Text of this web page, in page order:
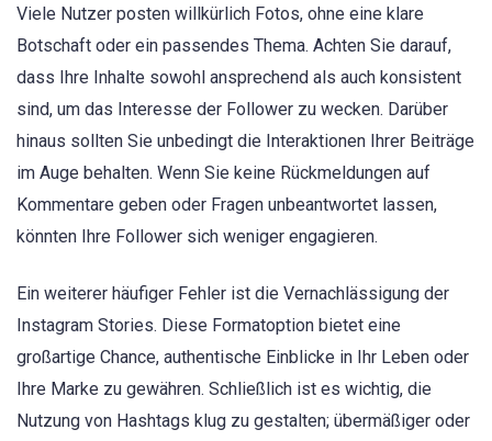
Viele Nutzer posten willkürlich Fotos, ohne eine klare
Botschaft oder ein passendes Thema. Achten Sie darauf,
dass Ihre Inhalte sowohl ansprechend als auch konsistent
sind, um das Interesse der Follower zu wecken. Darüber
hinaus sollten Sie unbedingt die Interaktionen Ihrer Beiträge
im Auge behalten. Wenn Sie keine Rückmeldungen auf
Kommentare geben oder Fragen unbeantwortet lassen,
könnten Ihre Follower sich weniger engagieren.
Ein weiterer häufiger Fehler ist die Vernachlässigung der
Instagram Stories. Diese Formatoption bietet eine
großartige Chance, authentische Einblicke in Ihr Leben oder
Ihre Marke zu gewähren. Schließlich ist es wichtig, die
Nutzung von Hashtags klug zu gestalten; übermäßiger oder